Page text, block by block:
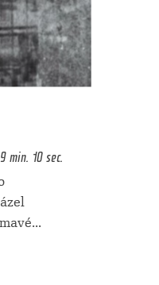
min. 10 sec.
...